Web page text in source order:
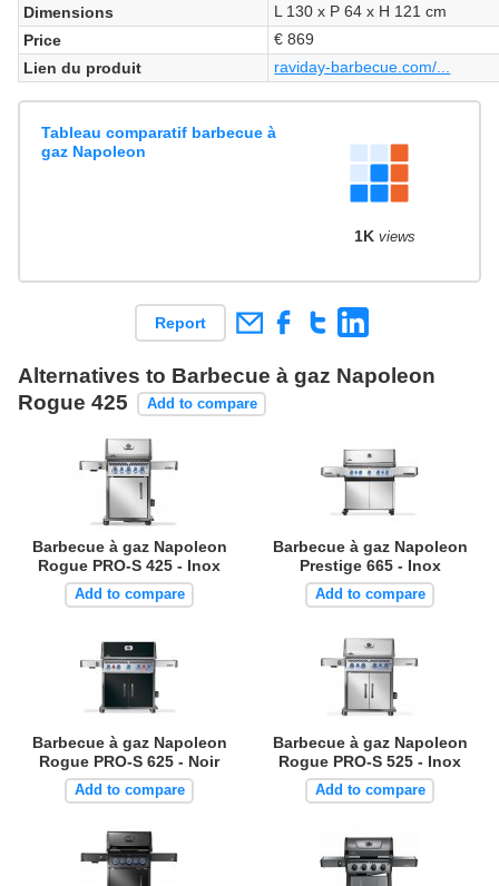
Dimensions
L 130 x P 64 x H 121 cm
Price
€ 869
Lien du produit
raviday-barbecue.com/...
Tableau comparatif barbecue à
gaz Napoleon
1K views
Report
Alternatives to Barbecue à gaz Napoleon
Rogue 425
Add to compare
Barbecue à gaz Napoleon
Rogue PRO-S 425 - Inox
Add to compare
Barbecue à gaz Napoleon
Prestige 665 - Inox
Add to compare
Barbecue à gaz Napoleon
Rogue PRO-S 625 - Noir
Add to compare
Barbecue à gaz Napoleon
Rogue PRO-S 525 - Inox
Add to compare